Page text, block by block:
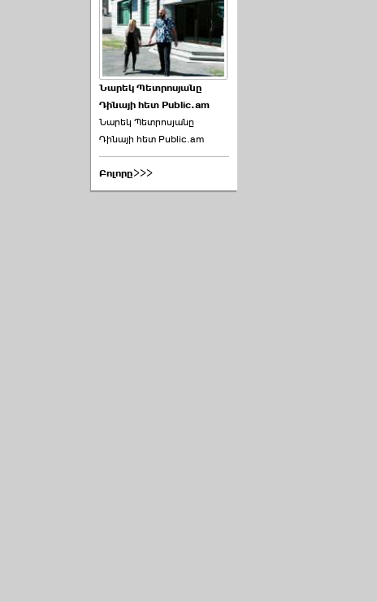
Նարեկ Պետրոսյանը
Դինայի հետ Public.am
Նարեկ Պետրոսյանը
Դինայի հետ Public.am
Բոլորը>>>